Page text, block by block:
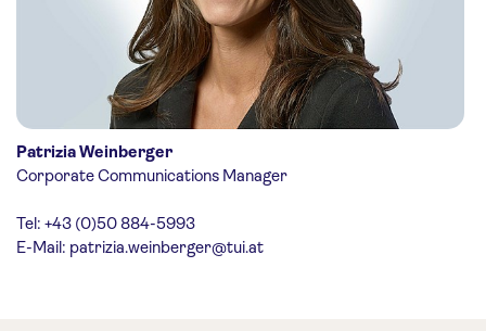
Patrizia Weinberger
Corporate Communications Manager
Tel: +43 (0)50 884-5993
E-Mail: patrizia.weinberger@tui.at